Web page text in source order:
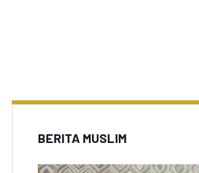
BERITA MUSLIM